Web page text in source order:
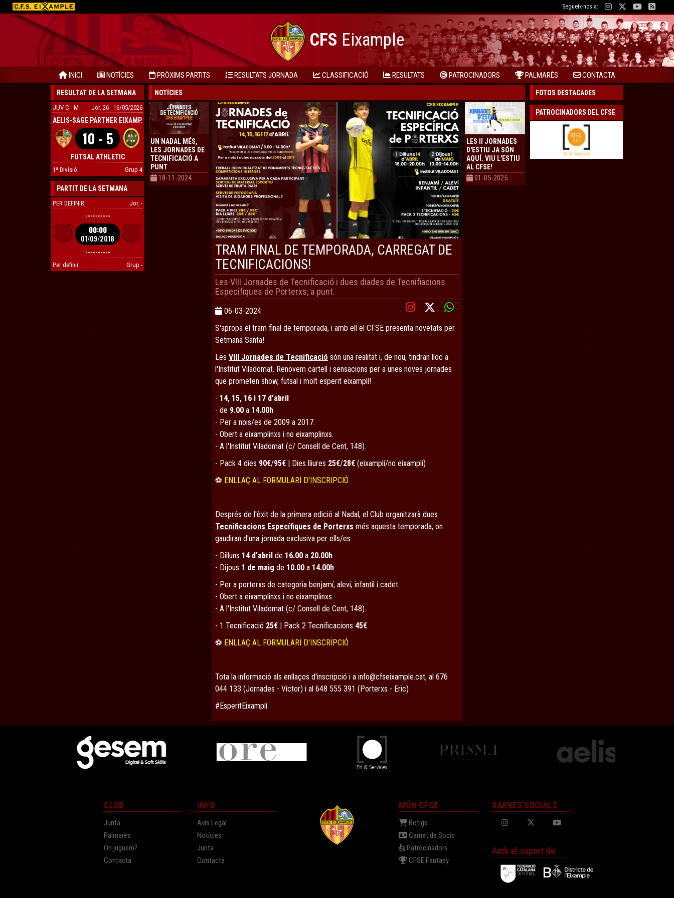
Segueix-nos a:
CFS Eixample
INICI NOTÍCIES PRÒXIMS PARTITS RESULTATS JORNADA CLASSIFICACIÓ RESULTATS PATROCINADORS PALMARÈS CONTACTA
RESULTAT DE LA SETMANA
JUV C - M Jor. 26 - 16/05/2026
AELIS-SAGE PARTNER EIXAMP.
10 - 5
FUTSAL ATHLETIC
1ª Divisió Grup 4
PARTIT DE LA SETMANA
PER DEFINIR Jor. -
----------
00:00
01/09/2018
----------
Per definir Grup -
NOTÍCIES
UN NADAL MÉS,
LES JORNADES DE
TECNIFICACIÓ A
PUNT
18-11-2024
TRAM FINAL DE TEMPORADA, CARREGAT DE
TECNIFICACIONS!
Les VIII Jornades de Tecnificació i dues diades de Tecnifiacions
Específiques de Porterxs, a punt.
06-03-2024
S'apropa el tram final de temporada, i amb ell el CFSE presenta novetats per
Setmana Santa!
Les VIII Jornades de Tecnificació són una realitat i, de nou, tindran lloc a
l'Institut Viladomat. Renovem cartell i sensacions per a unes noves jornades
que prometen show, futsal i molt esperit eixamplí!
- 14, 15, 16 i 17 d'abril
- de 9.00 a 14.00h
- Per a nois/es de 2009 a 2017.
- Obert a eixamplinxs i no eixamplinxs.
- A l'Institut Viladomat (c/ Consell de Cent, 148).
- Pack 4 dies 90€/95€ | Dies lliures 25€/28€ (eixamplí/no eixamplí)
⚽ ENLLAÇ AL FORMULARI D'INSCRIPCIÓ
Després de l'èxit de la primera edició al Nadal, el Club organitzarà dues
Tecnificacions Específiques de Porterxs més aquesta temporada, on
gaudiran d'una jornada exclusiva per ells/es.
- Dilluns 14 d'abril de 16.00 a 20.00h
- Dijous 1 de maig de 10.00 a 14.00h
- Per a porterxs de categoria benjamí, aleví, infantil i cadet.
- Obert a eixamplinxs i no eixamplinxs.
- A l'Institut Viladomat (c/ Consell de Cent, 148).
- 1 Tecnificació 25€ | Pack 2 Tecnificacions 45€
⚽ ENLLAÇ AL FORMULARI D'INSCRIPCIÓ
Tota la informació als enllaços d'inscripció i a info@cfseixample.cat, al 676
044 133 (Jornades - Víctor) i al 648 555 391 (Porterxs - Eric)
#EsperitEixamplí
LES II JORNADES
D'ESTIU JA SÓN
AQUÍ. VIU L'ESTIU
AL CFSE!
01-05-2025
FOTOS DESTACADES
PATROCINADORS DEL CFSE
CLUB
Junta
Palmarès
On juguem?
Contacta
INFO
Avís Legal
Notícies
Junta
Contacta
MÓN CFSE
Botiga
Carnet de Socis
Patrocinadors
CFSE Fantasy
XARXES SOCIALS
Amb el suport de: